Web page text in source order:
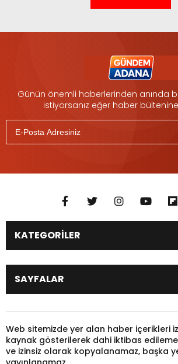
Günün önemli haberlerinden anında
istiyorsanız eğer haber
KATEGORİLER
DÜNYA
SİYASET
EKONOMİ
SAĞLIK
SPOR
TARIM
YEREL
GÜNDEM
KADIN
KONSER
SAYFALAR
Pariteler
Canlı
Puan Durumu
Fikstür
Gazeteler
Burçlar
Web sitemizde yer alan haber içerikleri
kaynak gösterilerek dahi iktibas
ve izinsiz olarak kopyalanamaz, başka